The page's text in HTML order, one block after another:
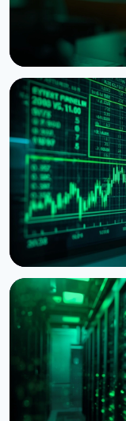
НОВИНА
Ethereum хоче
коли
5 серпня 2026 р.6 хв
НОВИНА
BitMine
резерв сягнув
28 липня 2026 р. 5 хв